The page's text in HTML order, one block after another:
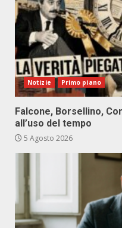
Notizie Primo piano
Falcone, Borsellino,
all’uso del tempo
5 Agosto 2026